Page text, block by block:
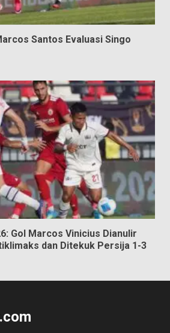
Santos Evaluasi Singo
Gol Marcos Vinicius Dianulir
dan Ditekuk Persija 1-3